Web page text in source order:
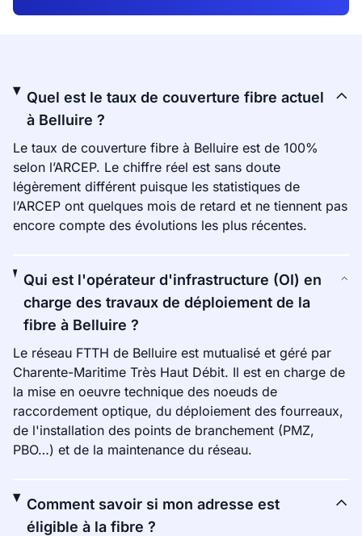
Quel est le taux de couverture fibre actuel
à Belluire ?
Le taux de couverture fibre à Belluire est de 100%
selon l’ARCEP. Le chiffre réel est sans doute
légèrement différent puisque les statistiques de
l’ARCEP ont quelques mois de retard et ne tiennent pas
encore compte des évolutions les plus récentes.
Qui est l'opérateur d'infrastructure (OI) en
charge des travaux de déploiement de la
fibre à Belluire ?
Le réseau FTTH de Belluire est mutualisé et géré par
Charente-Maritime Très Haut Débit. Il est en charge de
la mise en oeuvre technique des noeuds de
raccordement optique, du déploiement des fourreaux,
de l'installation des points de branchement (PMZ,
PBO…) et de la maintenance du réseau.
Comment savoir si mon adresse est
éligible à la fibre ?